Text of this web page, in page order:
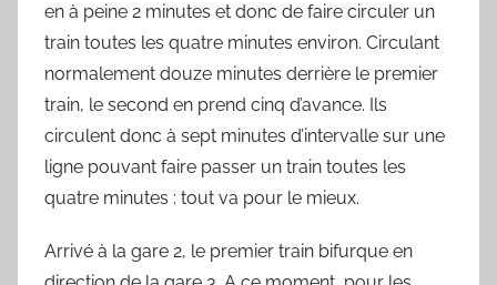
en à peine 2 minutes et donc de faire circuler un
train toutes les quatre minutes environ. Circulant
normalement douze minutes derrière le premier
train, le second en prend cinq d’avance. Ils
circulent donc à sept minutes d’intervalle sur une
ligne pouvant faire passer un train toutes les
quatre minutes : tout va pour le mieux.
Arrivé à la gare 2, le premier train bifurque en